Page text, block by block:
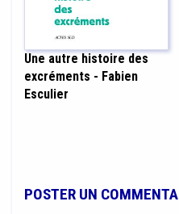
Une autre histoire des
excréments - Fabien
Esculier
POSTER UN